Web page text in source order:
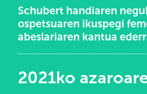
Schubert handiaren
ospetsuaren ikuspegi
abeslariaren kantua
2021ko